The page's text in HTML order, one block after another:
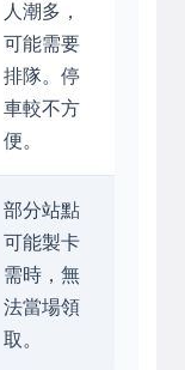
人潮多，
可能需要
排隊。停
車較不方
便。
部分站點
可能製卡
需時，無
法當場領
取。